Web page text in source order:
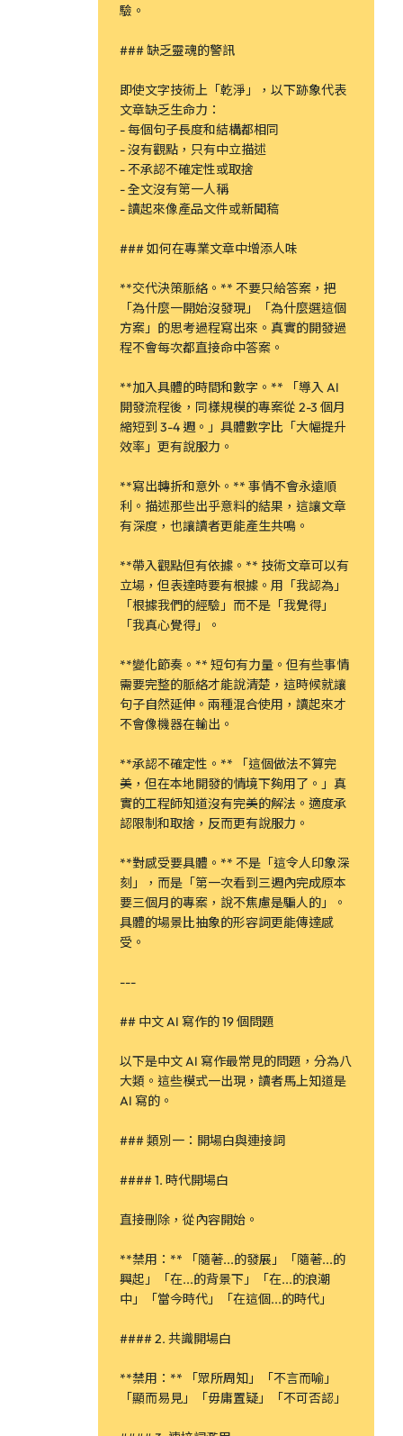
驗。
### 缺乏靈魂的警訊
即使文字技術上「乾淨」，以下跡象代表
文章缺乏生命力：
- 每個句子長度和結構都相同
- 沒有觀點，只有中立描述
- 不承認不確定性或取捨
- 全文沒有第一人稱
- 讀起來像產品文件或新聞稿
### 如何在專業文章中增添人味
**交代決策脈絡。** 不要只給答案，把
「為什麼一開始沒發現」「為什麼選這個
方案」的思考過程寫出來。真實的開發過
程不會每次都直接命中答案。
**加入具體的時間和數字。** 「導入 AI
開發流程後，同樣規模的專案從 2-3 個月
縮短到 3-4 週。」具體數字比「大幅提升
效率」更有說服力。
**寫出轉折和意外。** 事情不會永遠順
利。描述那些出乎意料的結果，這讓文章
有深度，也讓讀者更能產生共鳴。
**帶入觀點但有依據。** 技術文章可以有
立場，但表達時要有根據。用「我認為」
「根據我們的經驗」而不是「我覺得」
「我真心覺得」。
**變化節奏。** 短句有力量。但有些事情
需要完整的脈絡才能說清楚，這時候就讓
句子自然延伸。兩種混合使用，讀起來才
不會像機器在輸出。
**承認不確定性。** 「這個做法不算完
美，但在本地開發的情境下夠用了。」真
實的工程師知道沒有完美的解法。適度承
認限制和取捨，反而更有說服力。
**對感受要具體。** 不是「這令人印象深
刻」，而是「第一次看到三週內完成原本
要三個月的專案，說不焦慮是騙人的」。
具體的場景比抽象的形容詞更能傳達感
受。
---
## 中文 AI 寫作的 19 個問題
以下是中文 AI 寫作最常見的問題，分為八
大類。這些模式一出現，讀者馬上知道是
AI 寫的。
### 類別一：開場白與連接詞
#### 1. 時代開場白
直接刪除，從內容開始。
**禁用：** 「隨著...的發展」「隨著...的
興起」「在...的背景下」「在...的浪潮
中」「當今時代」「在這個...的時代」
#### 2. 共識開場白
**禁用：** 「眾所周知」「不言而喻」
「顯而易見」「毋庸置疑」「不可否認」